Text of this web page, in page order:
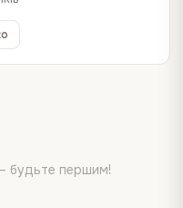
будьте першим!